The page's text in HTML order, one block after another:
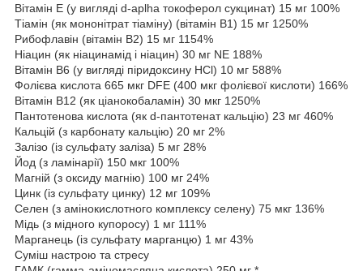
Вітамін Е (у вигляді d-aplha токоферол сукцинат) 15 мг 100%
Тіамін (як мононітрат тіаміну) (вітамін В1) 15 мг 1250%
Рибофлавін (вітамін В2) 15 мг 1154%
Ніацин (як ніацинамід і ніацин) 30 мг NE 188%
Вітамін B6 (у вигляді піридоксину HCl) 10 мг 588%
Фолієва кислота 665 мкг DFE (400 мкг фолієвої кислоти) 166%
Вітамін В12 (як ціанокобаламін) 30 мкг 1250%
Пантотенова кислота (як d-пантотенат кальцію) 23 мг 460%
Кальцій (з карбонату кальцію) 20 мг 2%
Залізо (із сульфату заліза) 5 мг 28%
Йод (з ламінарії) 150 мкг 100%
Магній (з оксиду магнію) 100 мг 24%
Цинк (із сульфату цинку) 12 мг 109%
Селен (з амінокислотного комплексу селену) 75 мкг 136%
Мідь (з мідного купоросу) 1 мг 111%
Марганець (із сульфату марганцю) 1 мг 43%
Суміш настрою та стресу